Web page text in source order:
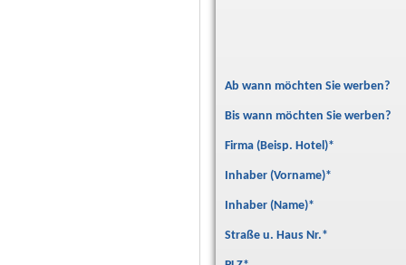
Ab wann möchten Sie werben?
Bis wann möchten Sie werben?
Firma (Beisp. Hotel)*
Inhaber (Vorname)*
Inhaber (Name)*
Straße u. Haus Nr.*